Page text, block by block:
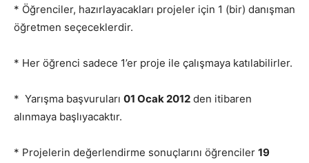
* Öğrenciler, hazırlayacakları projeler için 1 (bir) danışman
öğretmen seçeceklerdir.
* Her öğrenci sadece 1’er proje ile çalışmaya katılabilirler.
* Yarışma başvuruları 01 Ocak 2012 den itibaren
alınmaya başlıyacaktır.
* Projelerin değerlendirme sonuçlarını öğrenciler 19